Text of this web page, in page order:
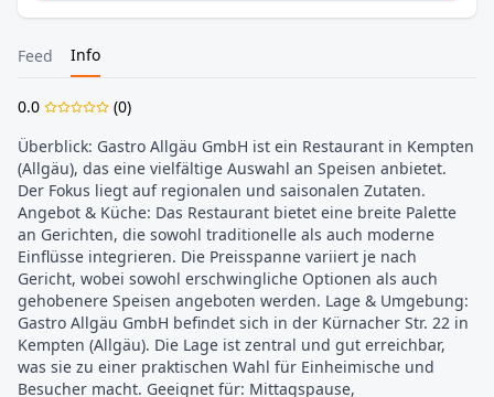
Feed Info
0.0 (0)
Überblick: Gastro Allgäu GmbH ist ein Restaurant in Kempten
(Allgäu), das eine vielfältige Auswahl an Speisen anbietet.
Der Fokus liegt auf regionalen und saisonalen Zutaten.
Angebot & Küche: Das Restaurant bietet eine breite Palette
an Gerichten, die sowohl traditionelle als auch moderne
Einflüsse integrieren. Die Preisspanne variiert je nach
Gericht, wobei sowohl erschwingliche Optionen als auch
gehobenere Speisen angeboten werden. Lage & Umgebung:
Gastro Allgäu GmbH befindet sich in der Kürnacher Str. 22 in
Kempten (Allgäu). Die Lage ist zentral und gut erreichbar,
was sie zu einer praktischen Wahl für Einheimische und
Besucher macht. Geeignet für: Mittagspause,